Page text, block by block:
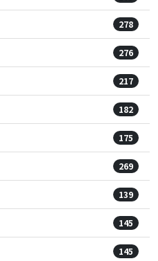
278
276
217
182
175
269
139
145
145